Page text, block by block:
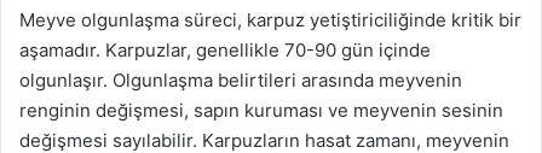
Meyve olgunlaşma süreci, karpuz yetiştiriciliğinde kritik bir
aşamadır. Karpuzlar, genellikle 70-90 gün içinde
olgunlaşır. Olgunlaşma belirtileri arasında meyvenin
renginin değişmesi, sapın kuruması ve meyvenin sesinin
değişmesi sayılabilir. Karpuzların hasat zamanı, meyvenin